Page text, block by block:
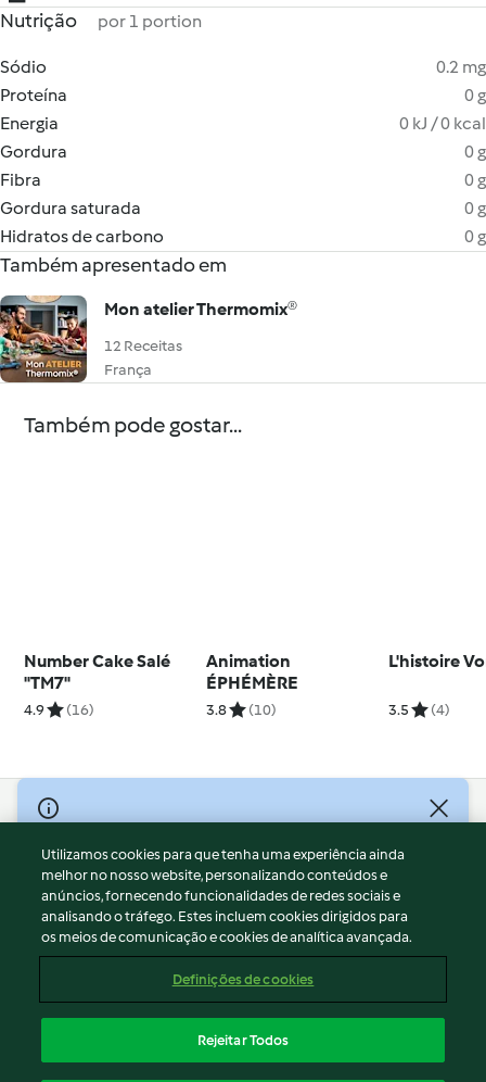
Nutrição por 1 portion
Sódio
0.2 mg
Proteína
0 g
Energia
0 kJ / 0 kcal
Gordura
0 g
Fibra
0 g
Gordura saturada
0 g
Hidratos de carbono
0 g
Também apresentado em
Mon atelier Thermomix®
12 Receitas
França
Também pode gostar...
Number Cake Salé
"TM7"
4.9 (16)
Animation
ÉPHÉMÈRE
3.8 (10)
L'histoire
3.5 (4)
© Copyright 2026
Termos de Utilização
Aviso sobre Proteção de Dados
Aviso
Apoio legal
Conteúdo do relatório
Declaração de acessibilidade
Utilizamos cookies para que tenha uma experiência ainda
melhor no nosso website, personalizando conteúdos e
anúncios, fornecendo funcionalidades de redes sociais e
analisando o tráfego. Estes incluem cookies dirigidos para
os meios de comunicação e cookies de analítica avançada.
Definições de cookies
Rejeitar Todos